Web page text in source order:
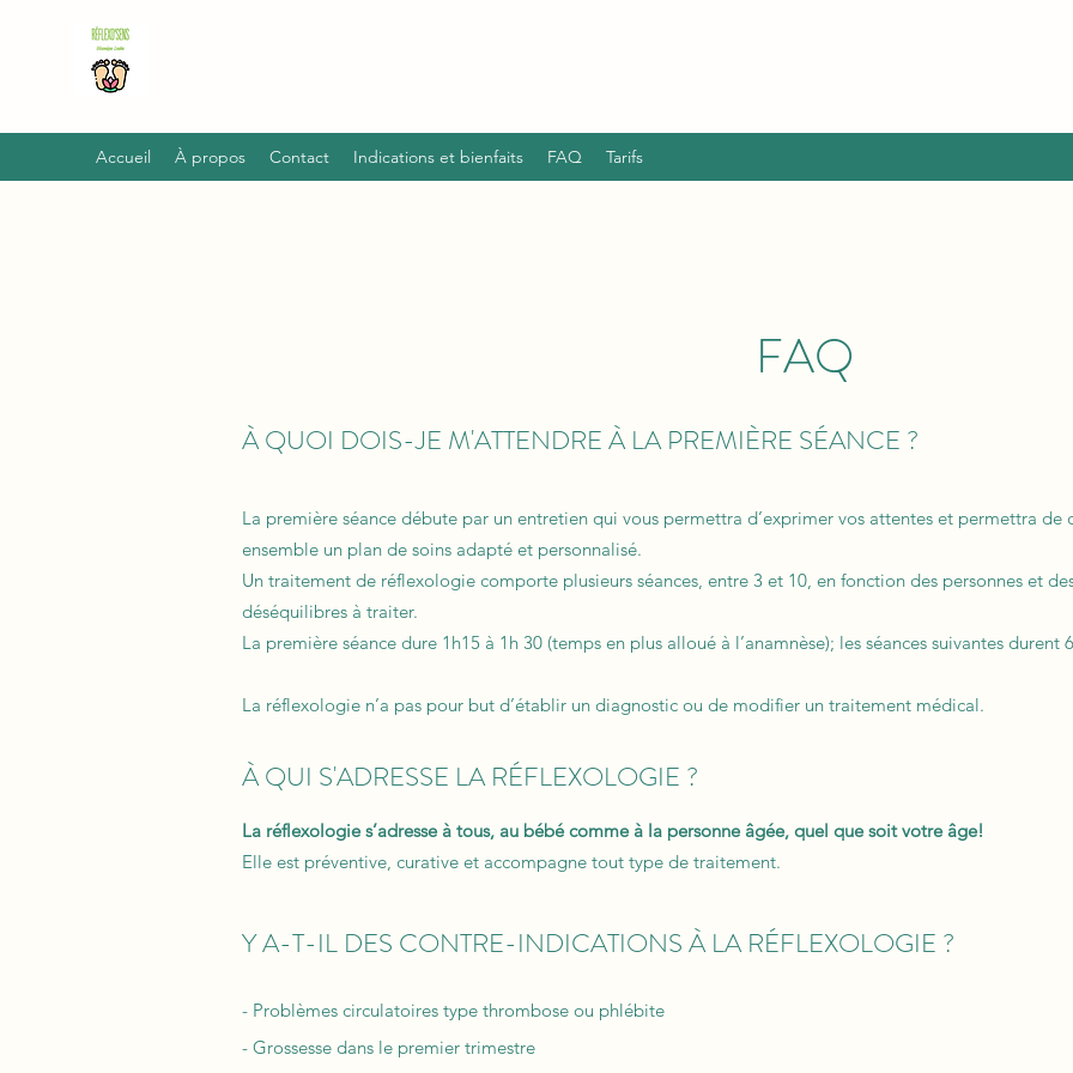
Accueil À propos Contact Indications et bienfaits FAQ Tarifs
FAQ
À QUOI DOIS-JE M'ATTENDRE À LA PREMIÈRE SÉANCE ?
La première séance débute par un entretien qui vous permettra d’exprimer vos attentes et permettra de
ensemble un plan de soins adapté et personnalisé.
Un traitement de réflexologie comporte plusieurs séances, entre 3 et 10, en fonction des personnes et
déséquilibres à traiter.
La première séance dure 1h15 à 1h 30 (temps en plus alloué à l’anamnèse); les séances suivantes durent
La réflexologie n’a pas pour but d’établir un diagnostic ou de modifier un traitement médical.
​À QUI S'ADRESSE LA RÉFLEXOLOGIE ?
La réflexologie s’adresse à tous, au bébé comme à la personne âgée, quel que soit votre âge!
Elle est préventive, curative et accompagne tout type de traitement.
​Y A-T-IL DES CONTRE-INDICATIONS À LA RÉFLEXOLOGIE ?
- Problèmes circulatoires type thrombose ou phlébite
- Grossesse dans le premier trimestre